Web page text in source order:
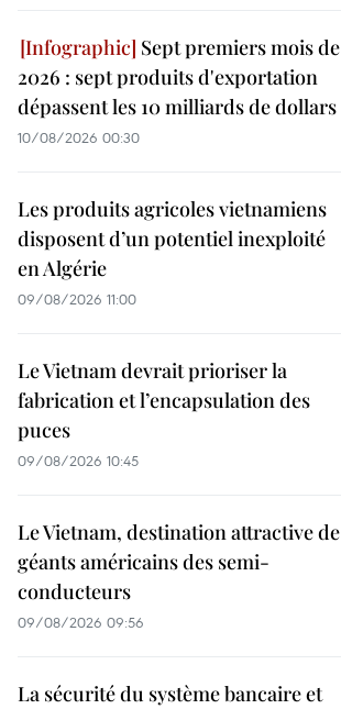
Sept premiers mois de
2026 : sept produits d'exportation
dépassent les 10 milliards de dollars
10/08/2026 00:30
Les produits agricoles vietnamiens
disposent d’un potentiel inexploité
en Algérie
09/08/2026 11:00
Le Vietnam devrait prioriser la
fabrication et l’encapsulation des
puces
09/08/2026 10:45
Le Vietnam, destination attractive de
géants américains des semi-
conducteurs
09/08/2026 09:56
La sécurité du système bancaire et